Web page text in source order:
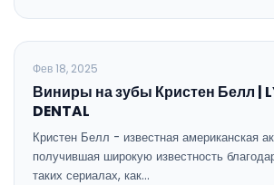
ОБЩАЯ СТОМАТОЛОГИЯ
Фев 18, 2025
Виниры на зубы Кристен Белл |
DENTAL
Кристен Белл - известная американская
получившая широкую известность
таких сериалах, как…